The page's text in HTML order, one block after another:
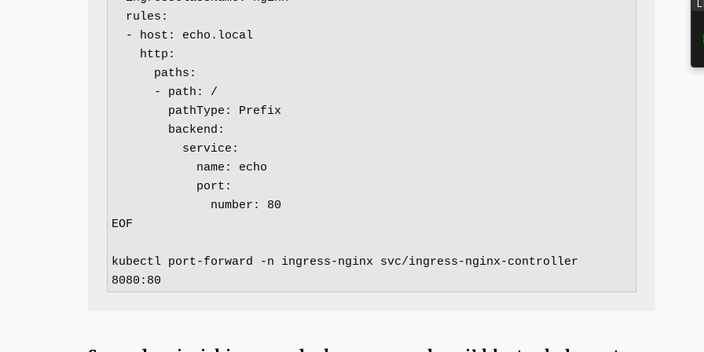
EOF
kubectl port-forward -n ingress-nginx svc/ingress-nginx-controller
8080:80